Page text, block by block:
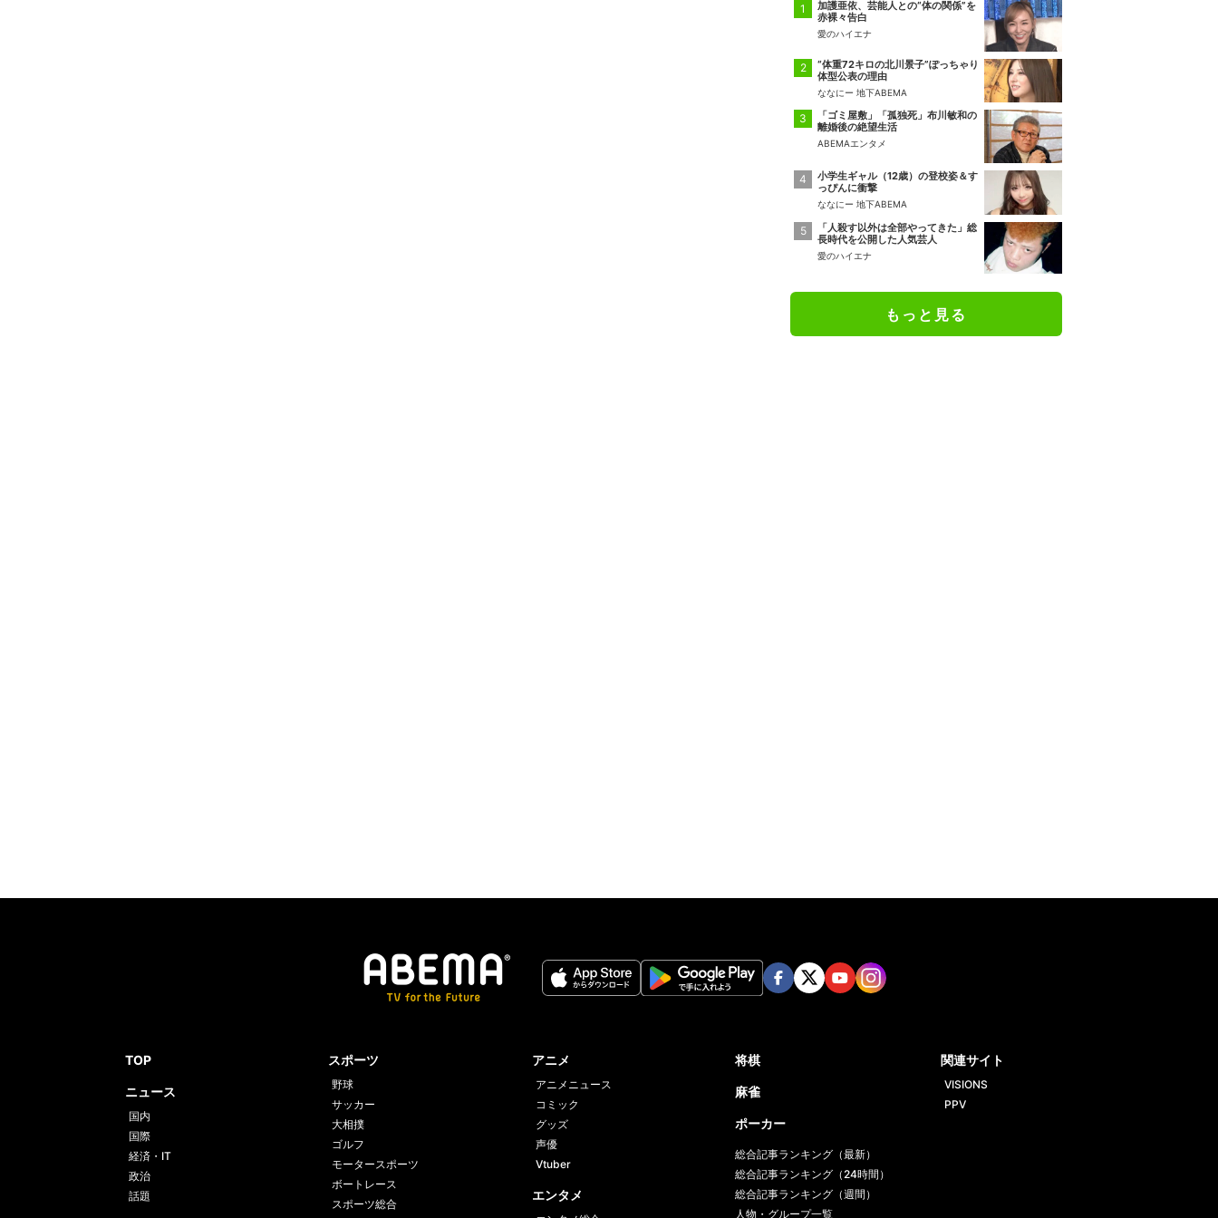
加護亜依、芸能人との“体の関係”を
赤裸々告白
愛のハイエナ
“体重72キロの北川景子”ぽっちゃり
体型公表の理由
ななにー 地下ABEMA
「ゴミ屋敷」「孤独死」布川敏和の
離婚後の絶望生活
ABEMAエンタメ
小学生ギャル（12歳）の登校姿＆す
っぴんに衝撃
ななにー 地下ABEMA
「人殺す以外は全部やってきた」総
長時代を公開した人気芸人
愛のハイエナ
もっと見る
TOP
ニュース
国内
国際
経済・IT
政治
話題
スポーツ
野球
サッカー
大相撲
ゴルフ
モータースポーツ
ボートレース
スポーツ総合
アニメ
アニメニュース
コミック
グッズ
声優
Vtuber
エンタメ
将棋
麻雀
ポーカー
総合記事ランキング（最新）
総合記事ランキング（24時間）
総合記事ランキング（週間）
人物・グループ一覧
関連サイト
VISIONS
PPV